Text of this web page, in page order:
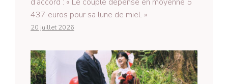
d’accord : « Le couple dépense en moyenne 5
437 euros pour sa lune de miel. »
20 juillet 2026